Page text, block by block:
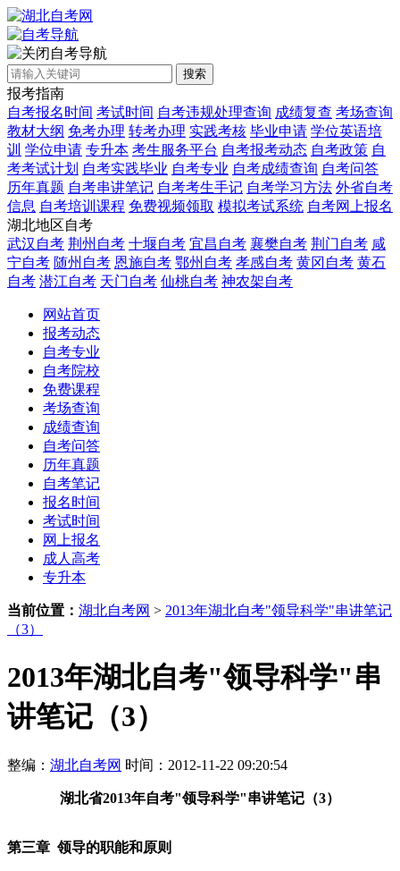
自考导航
搜索
报考指南
自考报名时间 考试时间 自考违规处理查询 成绩复查 考场查询
教材大纲 免考办理 转考办理 实践考核 毕业申请 学位英语培
训 学位申请 专升本 考生服务平台 自考报考动态 自考政策 自
考考试计划 自考实践毕业 自考专业 自考成绩查询 自考问答
历年真题 自考串讲笔记 自考考生手记 自考学习方法 外省自考
信息 自考培训课程 免费视频领取 模拟考试系统 自考网上报名
湖北地区自考
武汉自考 荆州自考 十堰自考 宜昌自考 襄樊自考 荆门自考 咸
宁自考 随州自考 恩施自考 鄂州自考 孝感自考 黄冈自考 黄石
自考 潜江自考 天门自考 仙桃自考 神农架自考
网站首页
报考动态
自考专业
自考院校
免费课程
考场查询
成绩查询
自考问答
历年真题
自考笔记
报名时间
考试时间
网上报名
成人高考
专升本
当前位置： 湖北自考网 > 2013年湖北自考"领导科学"串讲笔记
（3）
2013年湖北自考"领导科学"串
讲笔记（3）
整编： 湖北自考网 时间：2012-11-22 09:20:54
湖北省2013年自考"领导科学"串讲笔记（3）
第三章 领导的职能和原则